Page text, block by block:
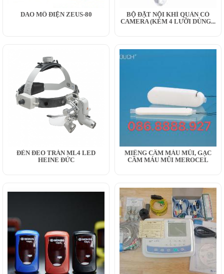
DAO MỔ ĐIỆN ZEUS-80
BỘ ĐẶT NỘI KHÍ QUẢN CÓ
CAMERA (KÈM 4 LƯỠI DÙNG...
ĐÈN ĐEO TRÁN ML4 LED
HEINE ĐỨC
MIẾNG CẦM MÁU MŨI, GẠC
CẦM MÁU MŨI MEROCEL